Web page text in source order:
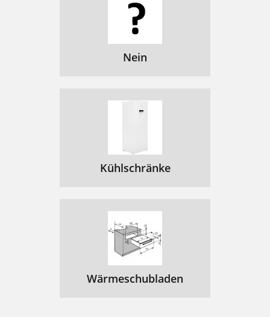
Nein
Kühlschränke
Wärmeschubladen